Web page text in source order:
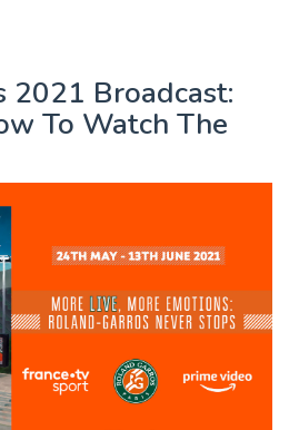
2021 Broadcast:
To Watch The